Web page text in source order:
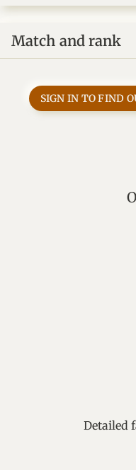
Match and rank
SIGN IN TO FIND
Detailed